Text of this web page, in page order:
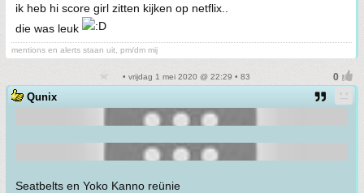
ik heb hi score girl zitten kijken op netflix..
die was leuk
mentions en alerts staan uit, pm/dm mij
• vrijdag 1 mei 2020 @ 22:29 • 83
Qunix
Seatbelts en Yoko Kanno reünie